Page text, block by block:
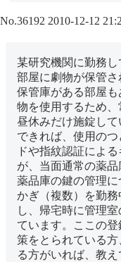
No.36192 2010-12-12
某研究機関に勤務
部屋に劇物が保管
保管庫がある部屋
物を使用するため
昼休みだけ施錠して
できれば、使用の
ドや指紋認証によ
が、当面通常の薬品
薬品庫の鍵の管理
かぎ（複数）を勤
し、帰宅時に管理
ています。ここの
策をとられている
る方がいれば、教え